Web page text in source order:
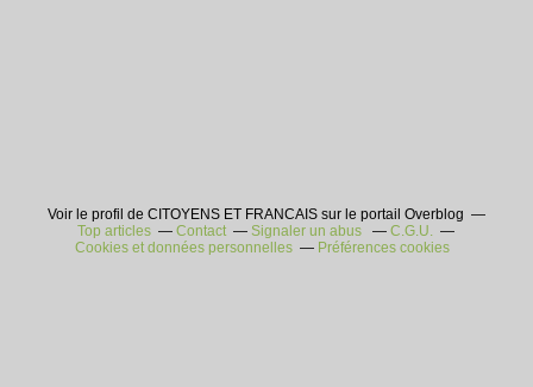
Voir le profil de CITOYENS ET FRANCAIS sur le portail Overblog
Top articles
Contact Signaler un abus
C.G.U.
Cookies et données personnelles
Préférences cookies